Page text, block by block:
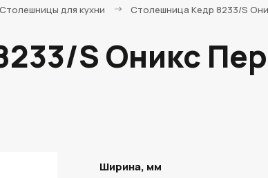
Cтолешницы для кухни Столешница Кедр 8233/S
S Оникс
Ширина, мм